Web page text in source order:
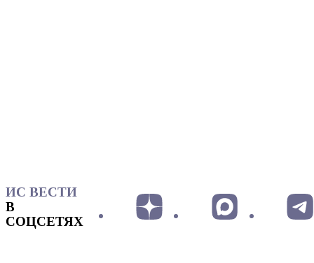
ИС ВЕСТИ
В
СОЦСЕТЯХ